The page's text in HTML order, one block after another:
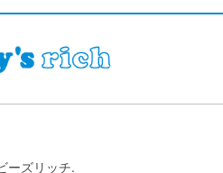
ーズリッチ.